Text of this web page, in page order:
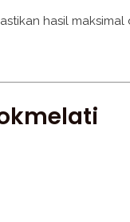
hasil